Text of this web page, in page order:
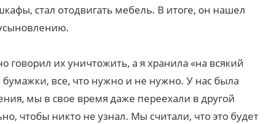
стал отодвигать мебель. В итоге, он нашел
говорил их уничтожить, а я хранила «на всякий
бумажки, все, что нужно и не нужно. У нас была
мы в свое время даже переехали в другой
чтобы никто не узнал. Мы считали, что это будет